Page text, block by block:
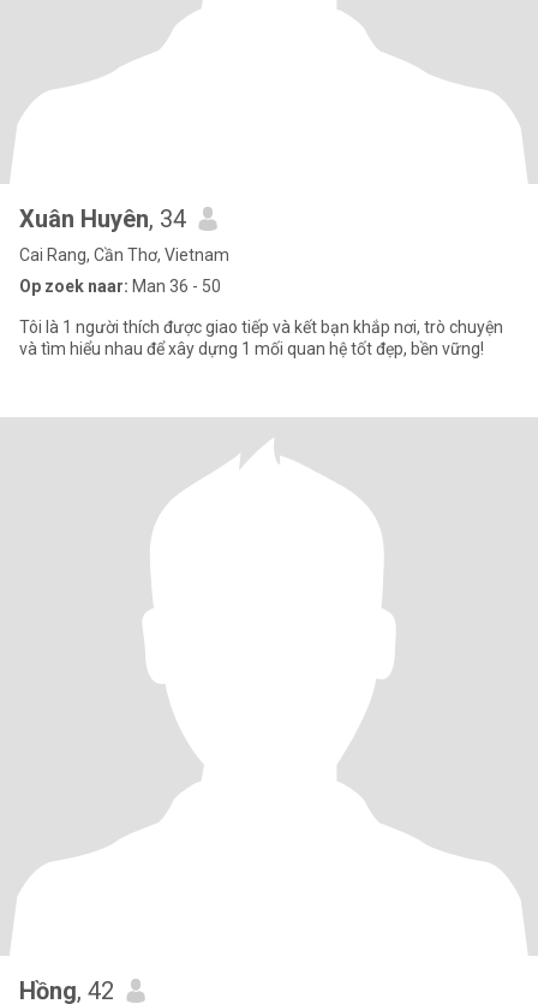
Xuân Huyên, 34
Cai Rang, Cần Thơ, Vietnam
Op zoek naar: Man 36 - 50
Tôi là 1 người thích được giao tiếp và kết bạn khắp nơi, trò chuyện
và tìm hiểu nhau để xây dựng 1 mối quan hệ tốt đẹp, bền vững!
Hồng, 42